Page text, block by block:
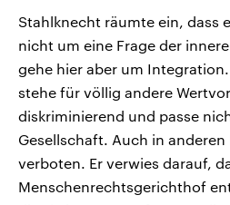
Stahlknecht räumte ein, dass
nicht um eine Frage der
gehe hier aber um
stehe für völlig andere
diskriminierend und passe
Gesellschaft. Auch in anderen
verboten. Er verwies darauf,
Menschenrechtsgerichthof